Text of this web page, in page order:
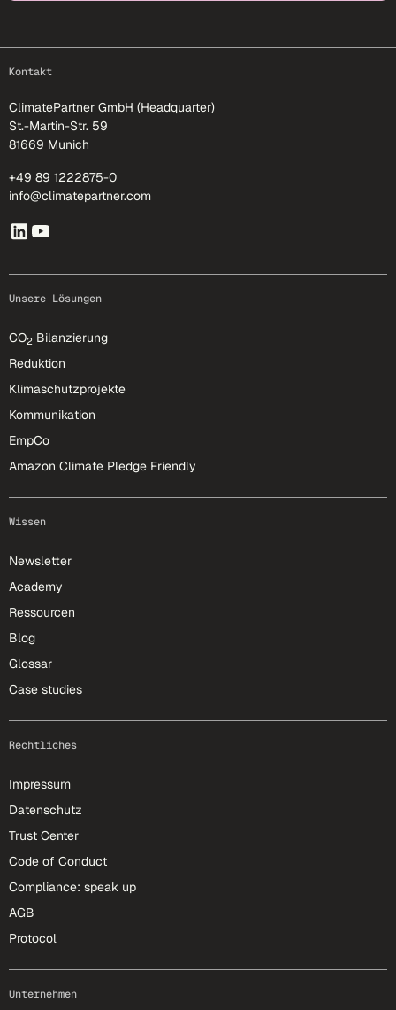
Kontakt
ClimatePartner GmbH (Headquarter)
St.-Martin-Str. 59
81669 Munich
+49 89 1222875-0
info@climatepartner.com
Unsere Lösungen
CO2 Bilanzierung
Reduktion
Klimaschutzprojekte
Kommunikation
EmpCo
Amazon Climate Pledge Friendly
Wissen
Newsletter
Academy
Ressourcen
Blog
Glossar
Case studies
Rechtliches
Impressum
Datenschutz
Trust Center
Code of Conduct
Compliance: speak up
AGB
Protocol
Unternehmen